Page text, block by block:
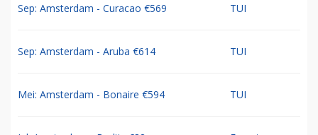
Sep: Amsterdam - Curacao €569 TUI
Sep: Amsterdam - Aruba €614 TUI
Mei: Amsterdam - Bonaire €594 TUI